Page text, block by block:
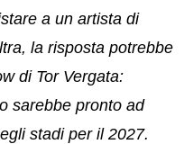
a un artista di
la risposta potrebbe
di Tor Vergata:
sarebbe pronto ad
stadi per il 2027.